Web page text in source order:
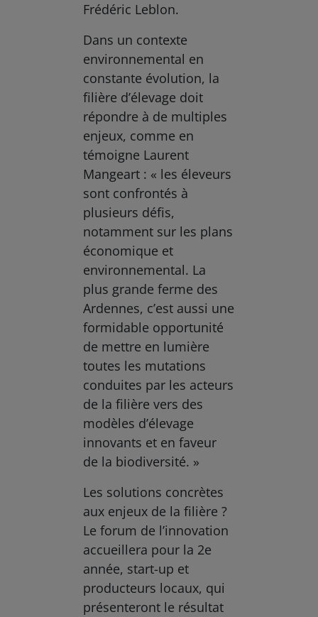
Frédéric Leblon.
Dans un contexte
environnemental en
constante évolution, la
filière d’élevage doit
répondre à de multiples
enjeux, comme en
témoigne Laurent
Mangeart : « les éleveurs
sont confrontés à
plusieurs défis,
notamment sur les plans
économique et
environnemental. La
plus grande ferme des
Ardennes, c’est aussi une
formidable opportunité
de mettre en lumière
toutes les mutations
conduites par les acteurs
de la filière vers des
modèles d’élevage
innovants et en faveur
de la biodiversité. »
Les solutions concrètes
aux enjeux de la filière ?
Le forum de l’innovation
accueillera pour la 2e
année, start-up et
producteurs locaux, qui
présenteront le résultat